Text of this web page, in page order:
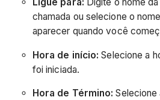
Ligue para: Digite o nome
chamada ou selecione o
aparecer quando você
Hora de início: Selecione a
foi iniciada.
Hora de Término: Selecione